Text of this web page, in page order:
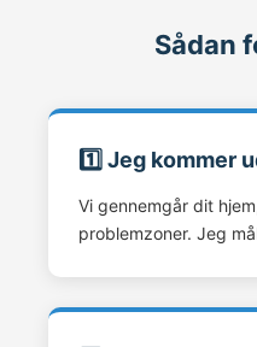
Sådan
1️⃣ Jeg kommer
Vi gennemgår dit
problemzoner. Jeg